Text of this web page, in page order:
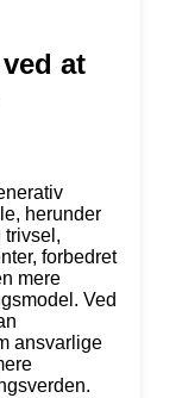
at
herunder
trivsel,
forbedret
mere
Ved
ansvarlige